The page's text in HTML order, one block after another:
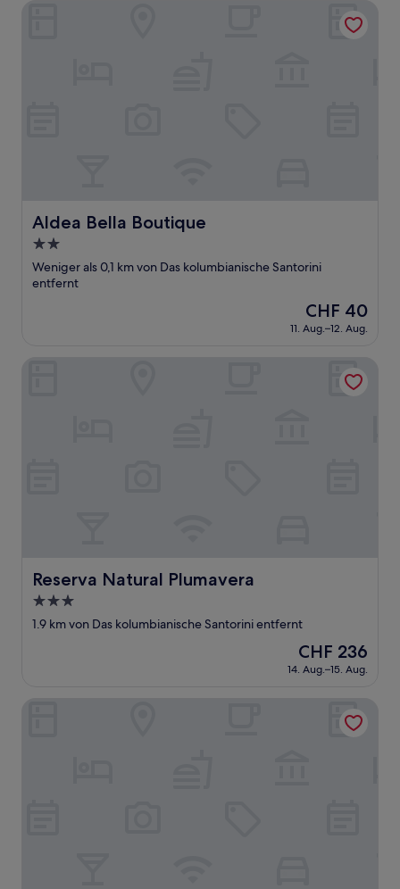
Aldea Bella Boutique
Aldea Bella Boutique
2.0-
Sterne-
Unterkunft
Weniger als 0,1 km von Das kolumbianische Santorini
entfernt
Der
Preis
beträgt
CHF 40
11. Aug.–12. Aug.
Reserva Natural Plumavera
Reserva Natural Plumavera
3.0-
Sterne-
1.9 km von Das kolumbianische Santorini entfernt
Der
Preis
beträgt
CHF 236
14. Aug.–15. Aug.